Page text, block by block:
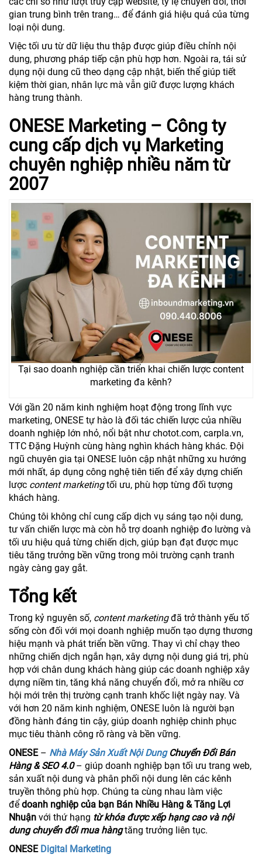
gian trung bình trên trang… để đánh giá hiệu quả của từng
loại nội dung.
Việc tối ưu từ dữ liệu thu thập được giúp điều chỉnh nội
dung, phương pháp tiếp cận phù hợp hơn. Ngoài ra, tái sử
dụng nội dung cũ theo dạng cập nhật, biến thể giúp tiết
kiệm thời gian, nhân lực mà vẫn giữ được lượng khách
hàng trung thành.
ONESE Marketing – Công ty
cung cấp dịch vụ Marketing
chuyên nghiệp nhiều năm từ
2007
Tại sao doanh nghiệp cần triển khai chiến lược content
marketing đa kênh?
Với gần 20 năm kinh nghiệm hoạt động trong lĩnh vực
marketing, ONESE tự hào là đối tác chiến lược của nhiều
doanh nghiệp lớn nhỏ, nổi bật như chotot.com, carpla.vn,
TTC Đặng Huỳnh cùng hàng nghìn khách hàng khác. Đội
ngũ chuyên gia tại ONESE luôn cập nhật những xu hướng
mới nhất, áp dụng công nghệ tiên tiến để xây dựng chiến
lược content marketingtối ưu, phù hợp từng đối tượng
khách hàng.
Chúng tôi không chỉ cung cấp dịch vụ sáng tạo nội dung,
tư vấn chiến lược mà còn hỗ trợ doanh nghiệp đo lường và
tối ưu hiệu quả từng chiến dịch, giúp bạn đạt được mục
tiêu tăng trưởng bền vững trong môi trường cạnh tranh
ngày càng gay gắt.
Tổng kết
Trong kỷ nguyên số, content marketingđã trở thành yếu tố
sống còn đối với mọi doanh nghiệp muốn tạo dựng thương
hiệu mạnh và phát triển bền vững. Thay vì chỉ chạy theo
những chiến dịch ngắn hạn, xây dựng nội dung giá trị, phù
hợp với chân dung khách hàng giúp các doanh nghiệp xây
dựng niềm tin, tăng khả năng chuyển đổi, mở ra nhiều cơ
hội mới trên thị trường cạnh tranh khốc liệt ngày nay. Và
với hơn 20 năm kinh nghiệm, ONESE luôn là người bạn
đồng hành đáng tin cậy, giúp doanh nghiệp chinh phục
mục tiêu thành công rõ ràng và bền vững.
ONESE– Nhà Máy Sản Xuất Nội DungChuyển Đổi Bán
Hàng & SEO 4.0– giúp doanh nghiệp bạn tối ưu trang web,
sản xuất nội dung và phân phối nội dung lên các kênh
truyền thông phù hợp. Chúng ta cùng nhau làm việc
để doanh nghiệp của bạn Bán Nhiều Hàng & Tăng Lợi
Nhuận với thứ hạng từ khóa được xếp hạng cao và nội
dung chuyển đổi mua hàngtăng trưởng liên tục.
ONESE Digital Marketing